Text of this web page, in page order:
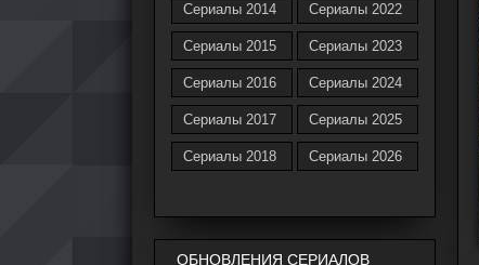
Сериалы 2014
Сериалы 2015
Сериалы 2016
Сериалы 2017
Сериалы 2018
Сериалы 2022
Сериалы 2023
Сериалы 2024
Сериалы 2025
Сериалы 2026
ОБНОВЛЕНИЯ СЕРИАЛОВ